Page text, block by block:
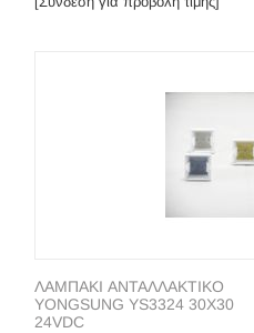
ΛΑΜΠΑΚΙ ΑΝΤΑΛΛΑΚΤΙΚΟ
YONGSUNG YS3324 30X30
24VDC